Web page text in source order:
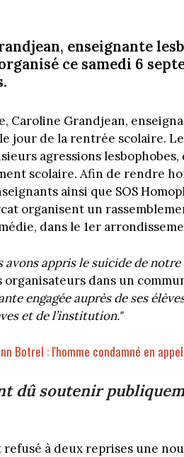
enseignante
ce samedi 6
Caroline Grandjean,
jour de la rentrée scolaire.
agressions lesbophobes,
scolaire. Afin de rendre
ainsi que SOS
organisent un
dans le 1er
avons appris le suicide de
organisateurs dans un
engagée auprès de ses
et de l’institution."
Botrel : l'homme condamné en appel
dû soutenir
à deux reprises une